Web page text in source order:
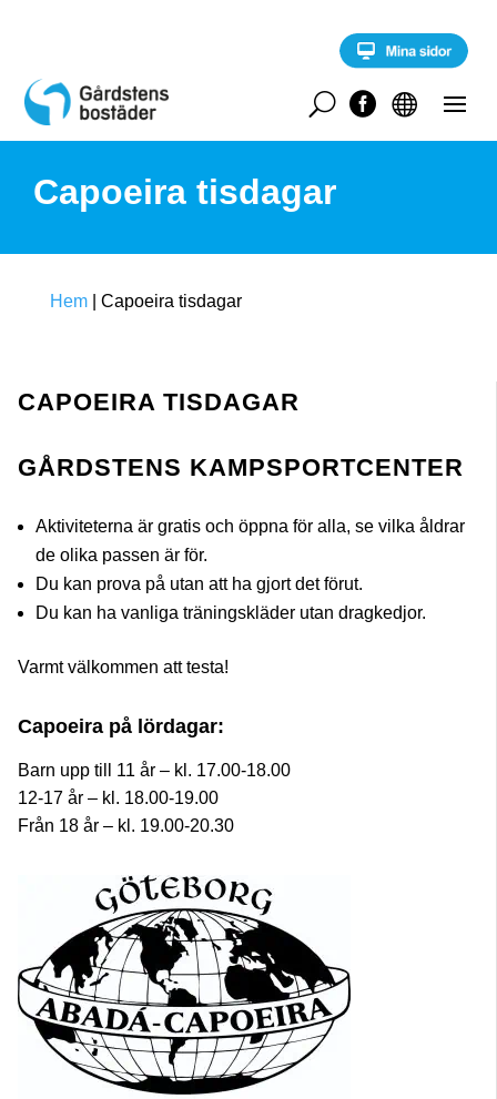
c
n


U
Capoeira tisdagar
Hem Capoeira tisdagar
CAPOEIRA TISDAGAR
GÅRDSTENS KAMPSPORTCENTER
Aktiviteterna är gratis och öppna för alla, se vilka åldrar
de olika passen är för.
Du kan prova på utan att ha gjort det förut.
Du kan ha vanliga träningskläder utan dragkedjor.
Varmt välkommen att testa!
Capoeira på lördagar:
Barn upp till 11 år – kl. 17.00-18.00
12-17 år – kl. 18.00-19.00
Från 18 år – kl. 19.00-20.30